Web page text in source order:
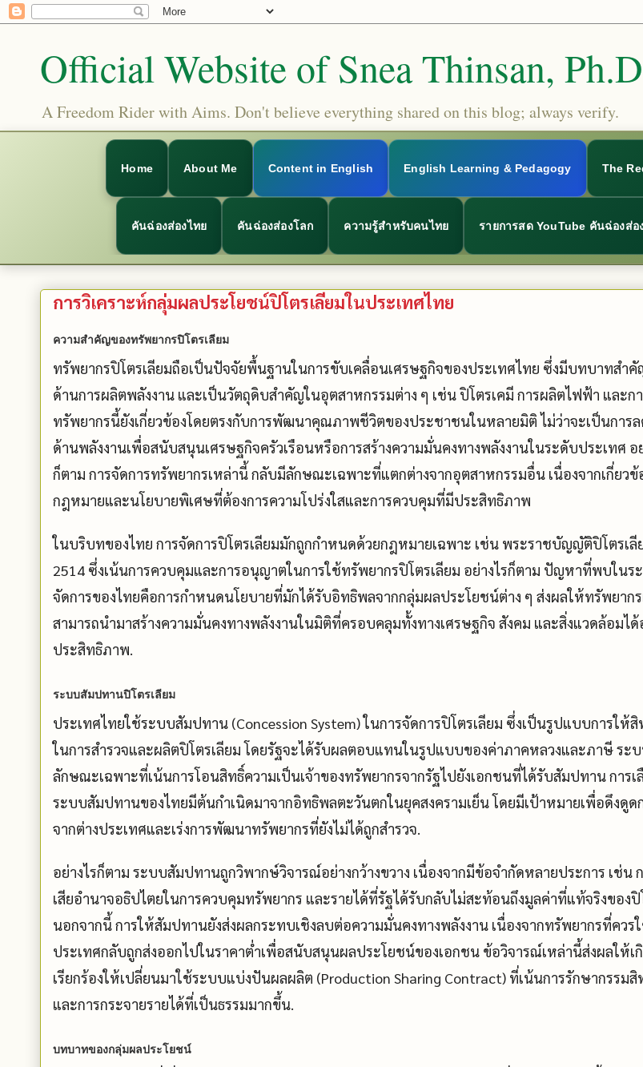
Official Website of Snea Thinsan,
A Freedom Rider with Aims. Don't believe everything shared on this blog; always verify.
Home About Me Content in English English Learning & Pedagogy The
คันฉ่องส่องไทย คันฉ่องส่องโลก ความรู้สำหรับคนไทย รายการสด YouTube คันฉ่องส่อ
การวิเคราะห์กลุ่มผลประโยชน์ปิโตรเลียมในประเทศไทย
ความสำคัญของทรัพยากรปิโตรเลียม
ทรัพยากรปิโตรเลียมถือเป็นปัจจัยพื้นฐานในการขับเคลื่อนเศรษฐกิจของประเทศไทย ซึ่งมีบทบาทสำ
ด้านการผลิตพลังงาน และเป็นวัตถุดิบสำคัญในอุตสาหกรรมต่าง ๆ เช่น ปิโตรเคมี การผลิตไฟฟ้า และก
ทรัพยากรนี้ยังเกี่ยวข้องโดยตรงกับการพัฒนาคุณภาพชีวิตของประชาชนในหลายมิติ ไม่ว่าจะเป็นการ
ด้านพลังงานเพื่อสนับสนุนเศรษฐกิจครัวเรือนหรือการสร้างความมั่นคงทางพลังงานในระดับประเทศ อ
ก็ตาม การจัดการทรัพยากรเหล่านี้ กลับมีลักษณะเฉพาะที่แตกต่างจากอุตสาหกรรมอื่น เนื่องจากเกี่ยวข้
กฎหมายและนโยบายพิเศษที่ต้องการความโปร่งใสและการควบคุมที่มีประสิทธิภาพ
ในบริบทของไทย การจัดการปิโตรเลียมมักถูกกำหนดด้วยกฎหมายเฉพาะ เช่น พระราชบัญญัติปิโตรเลี
2514 ซึ่งเน้นการควบคุมและการอนุญาตในการใช้ทรัพยากรปิโตรเลียม อย่างไรก็ตาม ปัญหาที่พบในร
จัดการของไทยคือการกำหนดนโยบายที่มักได้รับอิทธิพลจากกลุ่มผลประโยชน์ต่าง ๆ ส่งผลให้ทรัพยาก
สามารถนำมาสร้างความมั่นคงทางพลังงานในมิติที่ครอบคลุมทั้งทางเศรษฐกิจ สังคม และสิ่งแวดล้อมได้
ประสิทธิภาพ.
ระบบสัมปทานปิโตรเลียม
ประเทศไทยใช้ระบบสัมปทาน (Concession System) ในการจัดการปิโตรเลียม ซึ่งเป็นรูปแบบการให้
ในการสำรวจและผลิตปิโตรเลียม โดยรัฐจะได้รับผลตอบแทนในรูปแบบของค่าภาคหลวงและภาษี ระ
ลักษณะเฉพาะที่เน้นการโอนสิทธิ์ความเป็นเจ้าของทรัพยากรจากรัฐไปยังเอกชนที่ได้รับสัมปทาน การเ
ระบบสัมปทานของไทยมีต้นกำเนิดมาจากอิทธิพลตะวันตกในยุคสงครามเย็น โดยมีเป้าหมายเพื่อดึงดูด
จากต่างประเทศและเร่งการพัฒนาทรัพยากรที่ยังไม่ได้ถูกสำรวจ.
อย่างไรก็ตาม ระบบสัมปทานถูกวิพากษ์วิจารณ์อย่างกว้างขวาง เนื่องจากมีข้อจำกัดหลายประการ เช่น
เสียอำนาจอธิปไตยในการควบคุมทรัพยากร และรายได้ที่รัฐได้รับกลับไม่สะท้อนถึงมูลค่าที่แท้จริงของปิ
นอกจากนี้ การให้สัมปทานยังส่งผลกระทบเชิงลบต่อความมั่นคงทางพลังงาน เนื่องจากทรัพยากรที่ควร
ประเทศกลับถูกส่งออกไปในราคาต่ำเพื่อสนับสนุนผลประโยชน์ของเอกชน ข้อวิจารณ์เหล่านี้ส่งผลให้เ
เรียกร้องให้เปลี่ยนมาใช้ระบบแบ่งปันผลผลิต (Production Sharing Contract) ที่เน้นการรักษากรรมสิ
และการกระจายรายได้ที่เป็นธรรมมากขึ้น.
บทบาทของกลุ่มผลประโยชน์